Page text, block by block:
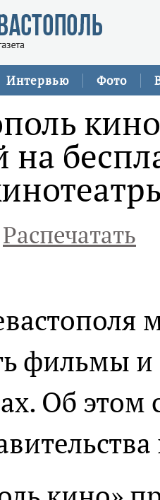
Интервью Фото
на
Распечатать
фильмы
Об